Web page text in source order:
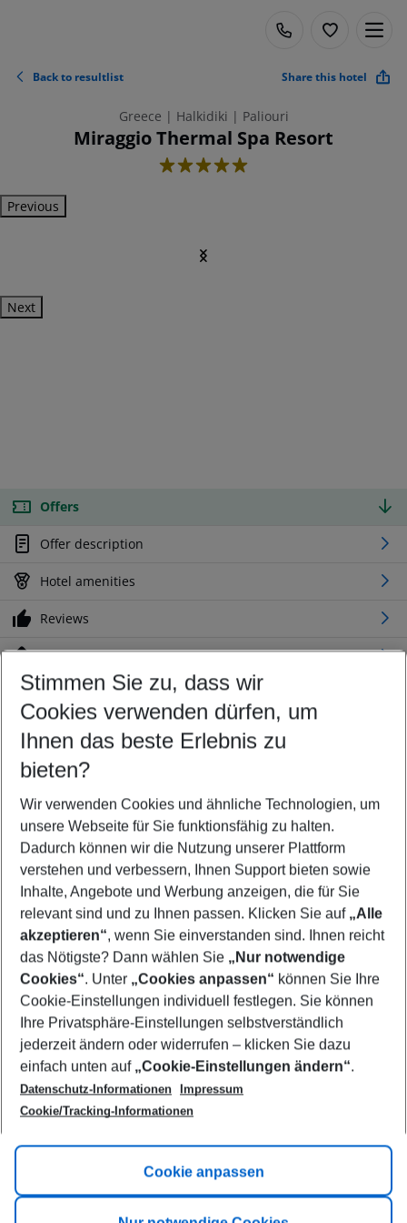
Back to resultlist Share this hotel
Greece | Halkidiki | Paliouri
Miraggio Thermal Spa Resort
5
Previous
Next
Offers
Offer description
Hotel amenities
Reviews
Location
Customize your offer
Find the perfect deal which suits your best
Your departure airport
Any airport
Select your date range
11/08/26–09/08/27 5-8 nights
Who will travel
2 adults No children
Show more filter
Footer
Footer navigation
Title A
Link A
Stimmen Sie zu, dass wir
Cookies verwenden dürfen, um
Ihnen das beste Erlebnis zu
bieten?
Wir verwenden Cookies und ähnliche Technologien, um
unsere Webseite für Sie funktionsfähig zu halten.
Dadurch können wir die Nutzung unserer Plattform
verstehen und verbessern, Ihnen Support bieten sowie
Inhalte, Angebote und Werbung anzeigen, die für Sie
relevant sind und zu Ihnen passen. Klicken Sie auf „Alle
akzeptieren“, wenn Sie einverstanden sind. Ihnen reicht
das Nötigste? Dann wählen Sie „Nur notwendige
Cookies“. Unter „Cookies anpassen“ können Sie Ihre
Cookie-Einstellungen individuell festlegen. Sie können
Ihre Privatsphäre-Einstellungen selbstverständlich
jederzeit ändern oder widerrufen – klicken Sie dazu
einfach unten auf „Cookie-Einstellungen ändern“.
Datenschutz-Informationen
Impressum
Cookie/Tracking-Informationen
Cookie anpassen